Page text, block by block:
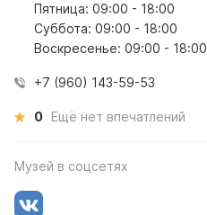
Пятница: 09:00 - 18:00
Суббота: 09:00 - 18:00
Воскресенье: 09:00 - 18:00
+7 (960) 143-59-53
0 Ещё нет впечатлений
Музей в соцсетях